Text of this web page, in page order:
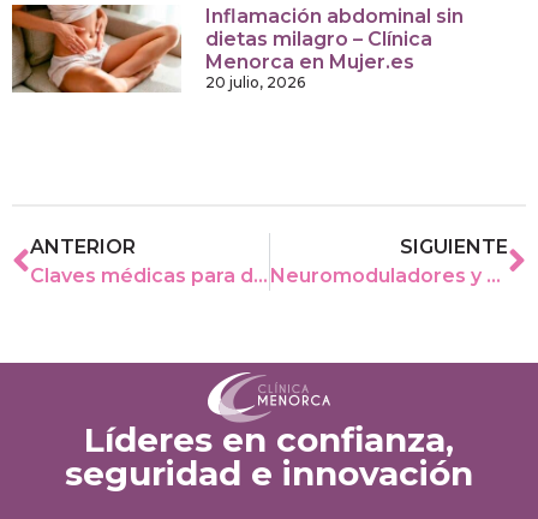
Inflamación abdominal sin
dietas milagro – Clínica
Menorca en Mujer.es
20 julio, 2026
ANTERIOR
Claves médicas para desinflar el abdomen – Clínica Menorca en Onda Cero
SIGUIENTE
Neuromoduladores y seguridad médica – Clínica Menorca en Semana
Líderes en confianza,
seguridad e innovación